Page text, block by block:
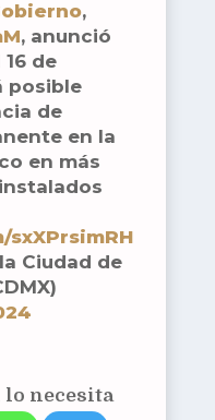
,
, anunció
de
posible
de
en la
en más
Ciudad de
lo necesita